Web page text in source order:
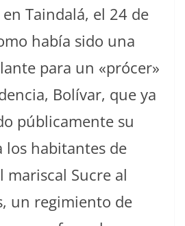
Taindalá, el 24 de
había sido una
para un «prócer»
Bolívar, que ya
públicamente su
los habitantes de
mariscal Sucre al
un regimiento de